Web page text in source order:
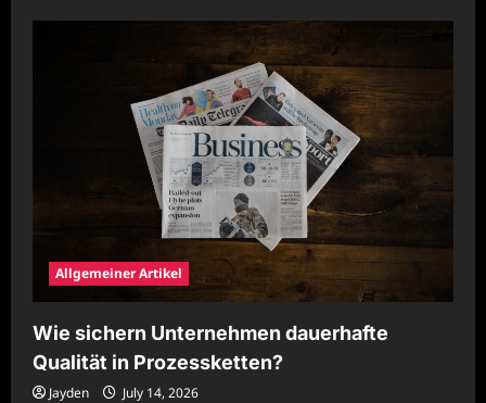
Allgemeiner Artikel
Wie sichern Unternehmen dauerhafte
Qualität in Prozessketten?
Jayden July 14, 2026